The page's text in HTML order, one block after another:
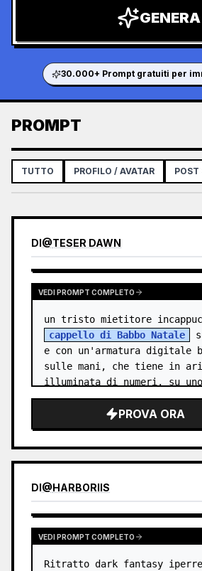
GENERA
30.000+ Prompt gratuiti per
PROMPT
TUTTO PROFILO / AVATAR POST
DI@TESER DAWN
VEDI PROMPT COMPLETO
cappello di Babbo Natale
e con un'armatura digitale
sulle mani, che tiene in
illuminata di numeri, su
un'antica città romana,…
PROVA ORA
DI@HARBORIIS
VEDI PROMPT COMPLETO
Ritratto dark fantasy